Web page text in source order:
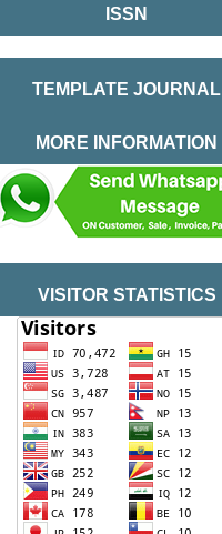
ISSN
TEMPLATE JOURNAL
MORE INFORMATION
VISITOR STATISTICS